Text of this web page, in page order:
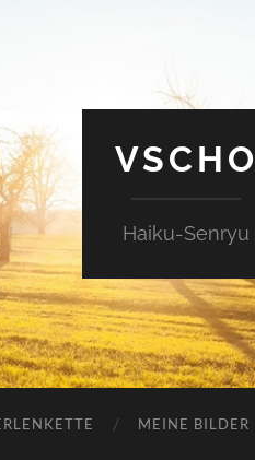
VSCHO
Haiku-Senryu
MEINE BILDER